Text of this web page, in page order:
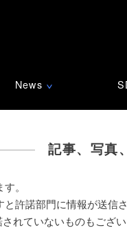
News ∨
記事、写真
。
許諾部門に情報が送信
れていないものもござ